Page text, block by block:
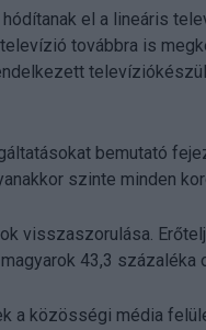
el a lineáris
továbbra is
bemutató
szinte minden
visszaszorulása.
43,3 százaléka
a közösségi média